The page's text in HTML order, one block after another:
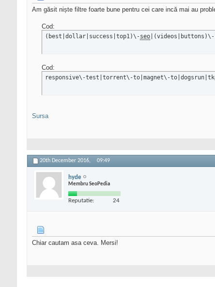
Am găsit niște filtre foarte bune pentru cei care incă mai au
Cod:
(best|dollar|success|top1)\-seo
Cod:
responsive\-test|torrent\-to|magnet\-
Sursa
20th December 2016, 09:49
hyde
Membru SeoPedia
Reputatie: 24
Chiar cautam asa ceva. Mersi!